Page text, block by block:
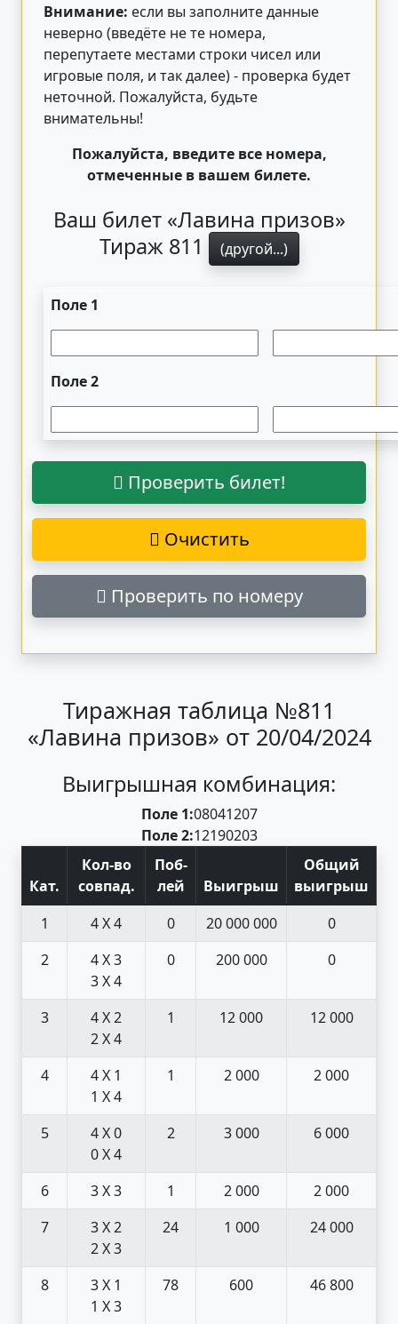
Внимание: если вы заполните данные
неверно (введёте не те номера,
перепутаете местами строки чисел или
игровые поля, и так далее) - проверка будет
неточной. Пожалуйста, будьте
внимательны!
Пожалуйста, введите все номера,
отмеченные в вашем билете.
Ваш билет «Лавина призов»
Тираж 811
(другой...)
Поле 1
Поле 2
Проверить билет!
Очистить
Проверить по номеру
Тиражная таблица №811
«Лавина призов» от 20/04/2024
Выигрышная комбинация:
Поле 1:08041207
Поле 2:12190203
Кат.
Кол-во
совпад.
Поб-
лей
Выигрыш
Общий
выигрыш
1
4 X 4 0 20 000 000
0
2
4 X 3
3 X 4
0 200 000 0
3
4 X 2
2 X 4
1 12 000 12 000
4
4 X 1
1 X 4
1 2 000 2 000
5
4 X 0
0 X 4
2 3 000 6 000
6 3 X 3 1 2 000
2 000
7
3 X 2
2 X 3
24 1 000 24 000
8
3 X 1
1 X 3
78 600 46 800